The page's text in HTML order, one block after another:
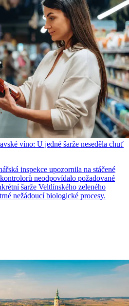
víno: U jedné šarže neseděla chuť
inspekce upozornila na stáčené
neodpovídalo požadované
šarže Veltlínského zeleného
nežádoucí biologické procesy.